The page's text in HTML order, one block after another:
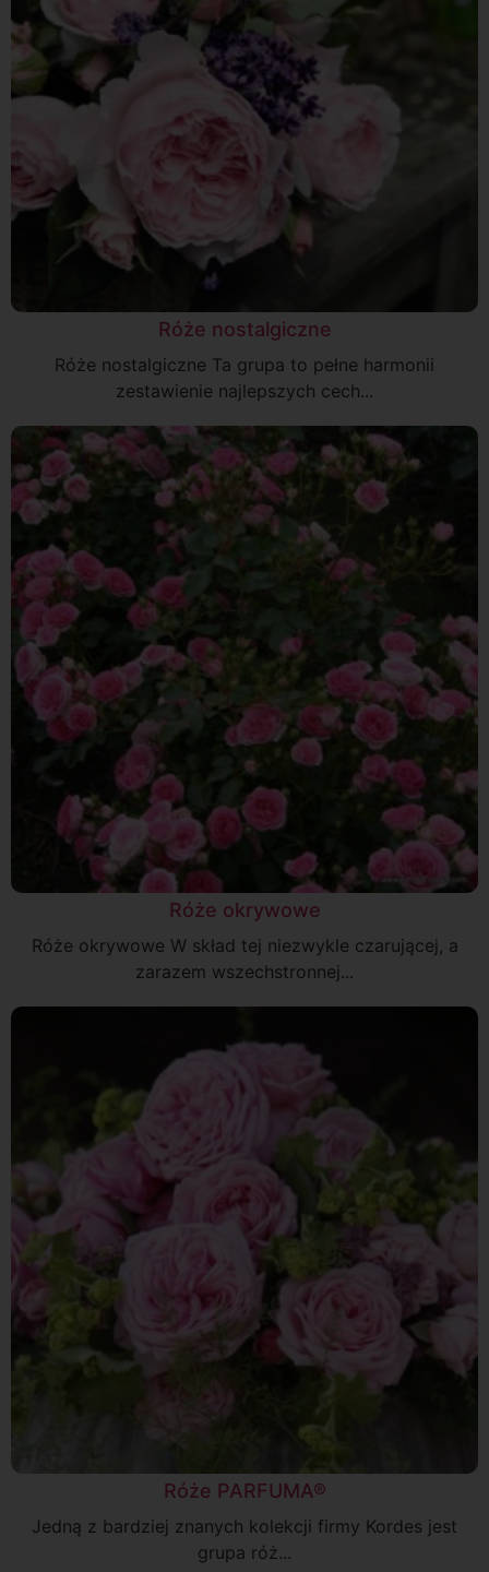
Róże nostalgiczne
Róże nostalgiczne Ta grupa to pełne harmonii
zestawienie najlepszych cech...
Róże okrywowe
Róże okrywowe W skład tej niezwykle czarującej, a
zarazem wszechstronnej...
Róże PARFUMA®
Jedną z bardziej znanych kolekcji firmy Kordes jest
grupa róż...